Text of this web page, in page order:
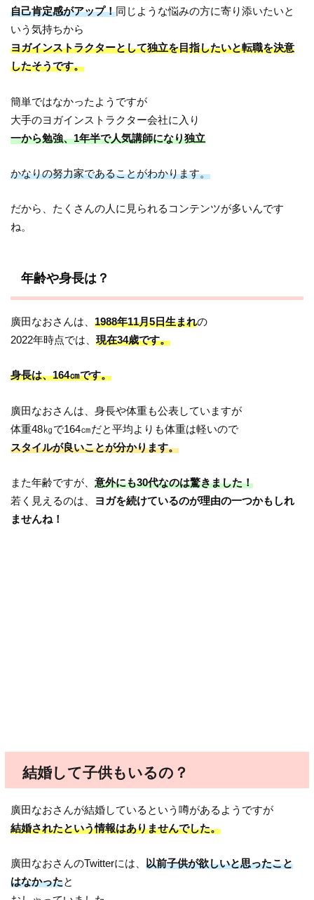
自己肯定感がアップ！同じような悩みの方に寄り添いたいと
いう気持ちから
ヨガインストラクターとして独立を目指したいと転職を決意
したそうです。
簡単ではなかったようですが
大手のヨガインストラクター会社に入り
一から勉強、1年半で人気講師になり独立
かなりの努力家であることがわかります。
だから、たくさんの人に見られるコンテンツが多いんです
ね。
年齢や身長は？
廣田なおさんは、1988年11月5日生まれの
2022年時点では、現在34歳です。
身長は、164㎝です。
廣田なおさんは、身長や体重も公表していますが
体重48㎏で164㎝だと平均よりも体重は軽いので
スタイルが良いことが分かります。
また年齢ですが、意外にも30代なのは驚きました！
若く見えるのは、
ヨガを続けているのが理由の一つかもしれ
ませんね！
結婚して子供もいるの？
廣田なおさんが結婚しているという噂があるようですが
結婚されたという情報はありませんでした。
廣田なおさんのTwitterには、以前子供が欲しいと思ったこと
はなかったと